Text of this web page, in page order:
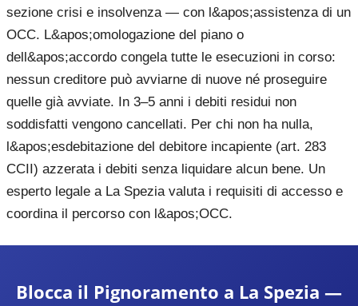
sezione crisi e insolvenza — con l&apos;assistenza di un
OCC. L&apos;omologazione del piano o
dell&apos;accordo congela tutte le esecuzioni in corso:
nessun creditore può avviarne di nuove né proseguire
quelle già avviate. In 3–5 anni i debiti residui non
soddisfatti vengono cancellati. Per chi non ha nulla,
l&apos;esdebitazione del debitore incapiente (art. 283
CCII) azzerata i debiti senza liquidare alcun bene. Un
esperto legale a La Spezia valuta i requisiti di accesso e
coordina il percorso con l&apos;OCC.
Blocca il Pignoramento a La Spezia —